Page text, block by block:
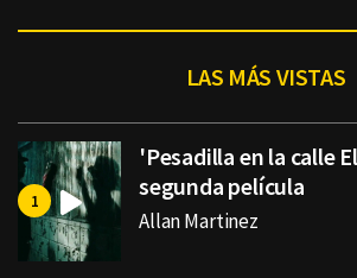
LAS MÁS VISTAS
'Pesadilla en la calle
segunda película
Allan Martinez